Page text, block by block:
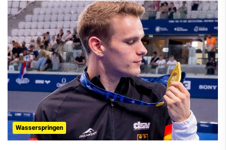
Wasserspringen